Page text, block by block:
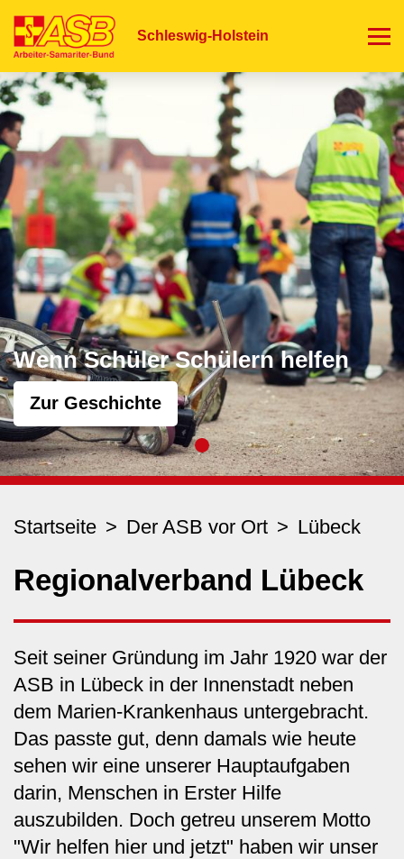
zum
Schleswig-Holstein
Wenn Schüler Schülern helfen
Zur Geschichte
Startseite Der ASB vor Ort Lübeck
Regionalverband Lübeck
Seit seiner Gründung im Jahr 1920 war der
ASB in Lübeck in der Innenstadt neben
dem Marien-Krankenhaus untergebracht.
Das passte gut, denn damals wie heute
sehen wir eine unserer Hauptaufgaben
darin, Menschen in Erster Hilfe
auszubilden. Doch getreu unserem Motto
"Wir helfen hier und jetzt" haben wir unser